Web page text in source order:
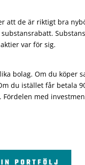
att de är riktigt bra
var för sig.
bolag. Om du köper
du istället får betala
med
PORTFÖLJ